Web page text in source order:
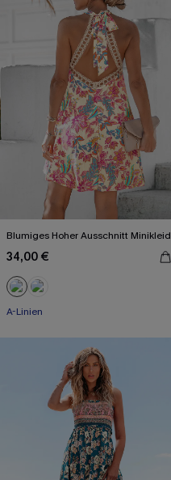
Blumiges Hoher Ausschnitt Minikleid
34,00 €
A-Linien